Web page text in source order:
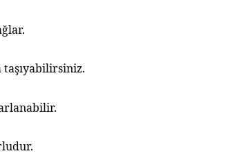
taşıyabilirsiniz.